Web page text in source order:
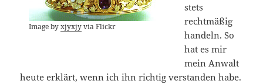
Image byxjyxjyvia Flickr
stets
rechtmäßig
handeln. So
hat es mir
mein Anwalt
heute erklärt, wenn ich ihn richtig verstanden habe.